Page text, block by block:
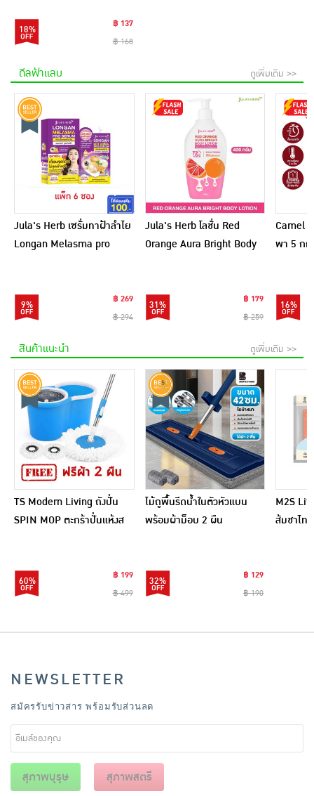
18%
฿ 137
฿ 168
ดีลฟ้าแลบ ดูเพิ่มเติม >>
Jula's Herb เซรั่มทาฝ้าลำไย
Longan Melasma pro
9%
฿ 269
฿ 294
Jula's Herb โลชั่น Red
Orange Aura Bright Body
31%
฿ 179
฿ 259
Camel
พา 5 กก
16%
สินค้าแนะนำ ดูเพิ่มเติม >>
TS Modern Living ถังปั่น
SPIN MOP ตะกร้าปั่นแห้งส
60%
฿ 199
฿ 499
ไม้ถูพื้นรีดน้ำในตัวหัวแบน
พร้อมผ้าม็อบ 2 ผืน
32%
฿ 129
฿ 190
M2S
ส้มชาไท
NEWSLETTER
สมัครรับข่าวสาร พร้อมรับส่วนลด
สุภาพบุรุษ สุภาพสตรี